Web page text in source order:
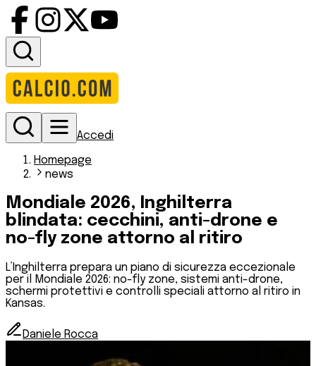
Accedi
Homepage
news
Mondiale 2026, Inghilterra
blindata: cecchini, anti-drone e
no-fly zone attorno al ritiro
L’Inghilterra prepara un piano di sicurezza eccezionale
per il Mondiale 2026: no-fly zone, sistemi anti-drone,
schermi protettivi e controlli speciali attorno al ritiro in
Kansas.
Daniele Rocca